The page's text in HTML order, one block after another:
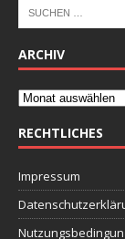
ARCHIV
RECHTLICHES
Impressum